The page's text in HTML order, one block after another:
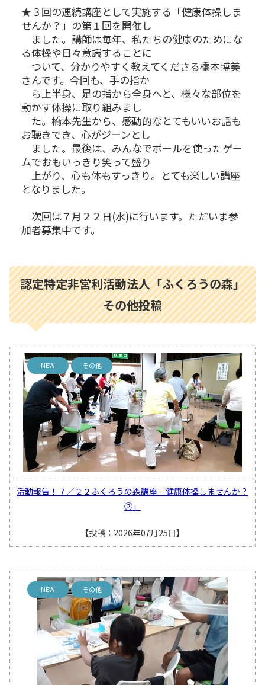
★３回の連続講座として実施する「健康体操しま
せんか？」の第１回を開催し
ました。講師は毎年、私たちの健康のためにな
る体操や日々意識することに
ついて、分かりやすく教えてくださる橋本博美
さんです。今回も、手の指か
ら上半身、足の指から全身へと、様々な部位を
動かす体操に取り組みまし
た。橋本先生から、感動的なとてもいいお話も
お聴きでき、心がジーンとし
ました。最後は、みんなでボールを使ったゲー
ムでおもいっきり笑って盛り
上がり、心も体もすっきり。とても楽しい講座
となりました。
次回は７月２２日(水)に行います。ただいま参
加者募集中です。
認定特定非営利活動法人「ふくろうの森」
その他投稿
NEW その他
活動報告！７／２２ふくろうの森講座「健康体操しませんか？
②」
【投稿：2026年07月25日】
NEW その他